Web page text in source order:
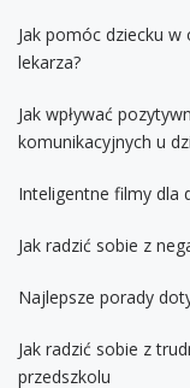
Jak pomóc dziecku
lekarza?
Jak wpływać
komunikacyjnych u
Inteligentne filmy dla
Jak radzić sobie z
Najlepsze porady
Jak radzić sobie z
przedszkolu